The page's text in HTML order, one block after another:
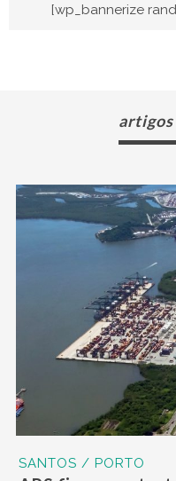
[wp_bannerize
SANTOS / PORTO